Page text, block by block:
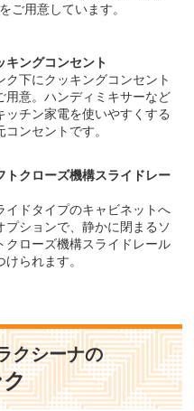
ご用意しています。
キングコンセント
ク下にクッキングコンセント
用意。ハンディミキサーなど
ッチン家電を使いやすくする
コンセントです。
トクローズ機構スライドレー
イドタイプのキャビネットへ
プションで、静かに閉まるソ
クローズ機構スライドレール
けられます。
クシーナの